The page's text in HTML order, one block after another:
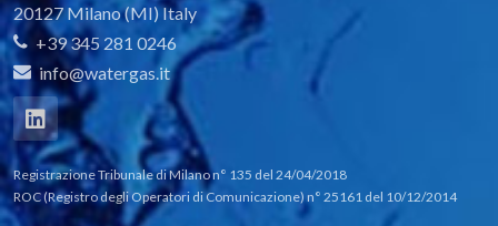
20127 Milano (MI) Italy
+39 345 281 0246
info@watergas.it
Registrazione Tribunale di Milano n° 135 del 24/04/2018
ROC (Registro degli Operatori di Comunicazione) n° 25161 del 10/12/2014